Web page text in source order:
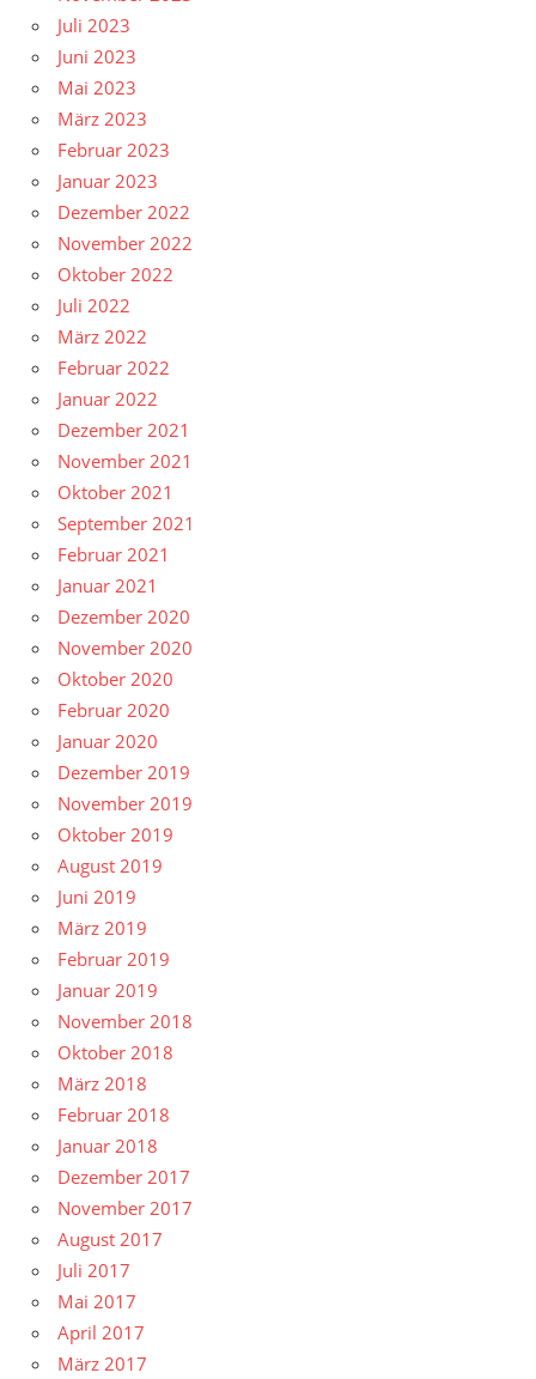
Juli 2023
Juni 2023
Mai 2023
März 2023
Februar 2023
Januar 2023
Dezember 2022
November 2022
Oktober 2022
Juli 2022
März 2022
Februar 2022
Januar 2022
Dezember 2021
November 2021
Oktober 2021
September 2021
Februar 2021
Januar 2021
Dezember 2020
November 2020
Oktober 2020
Februar 2020
Januar 2020
Dezember 2019
November 2019
Oktober 2019
August 2019
Juni 2019
März 2019
Februar 2019
Januar 2019
November 2018
Oktober 2018
März 2018
Februar 2018
Januar 2018
Dezember 2017
November 2017
August 2017
Juli 2017
Mai 2017
April 2017
März 2017